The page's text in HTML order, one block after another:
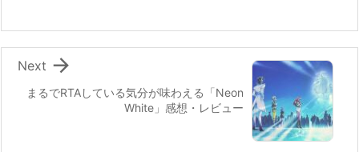
まるでRTAしている気分が味わえる「Neon
White」感想・レビュー

Next